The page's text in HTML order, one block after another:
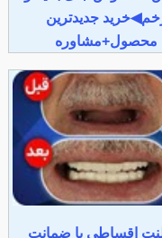
جدیدترین
محصول+مشاوره
اقساطی با ضمانت